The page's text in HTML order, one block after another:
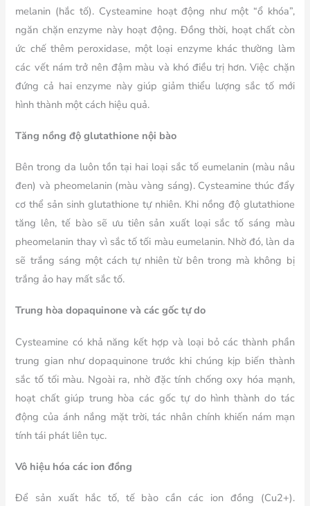
melanin (hắc tố). Cysteamine hoạt động như một “ổ khóa”,
ngăn chặn enzyme này hoạt động. Đồng thời, hoạt chất còn
ức chế thêm peroxidase, một loại enzyme khác thường làm
các vết nám trở nên đậm màu và khó điều trị hơn. Việc chặn
đứng cả hai enzyme này giúp giảm thiểu lượng sắc tố mới
hình thành một cách hiệu quả.
Tăng nồng độ glutathione nội bào
Bên trong da luôn tồn tại hai loại sắc tố eumelanin (màu nâu
đen) và pheomelanin (màu vàng sáng). Cysteamine thúc đẩy
cơ thể sản sinh glutathione tự nhiên. Khi nồng độ glutathione
tăng lên, tế bào sẽ ưu tiên sản xuất loại sắc tố sáng màu
pheomelanin thay vì sắc tố tối màu eumelanin. Nhờ đó, làn da
sẽ trắng sáng một cách tự nhiên từ bên trong mà không bị
trắng ảo hay mất sắc tố.
Trung hòa dopaquinone và các gốc tự do
Cysteamine có khả năng kết hợp và loại bỏ các thành phần
trung gian như dopaquinone trước khi chúng kịp biến thành
sắc tố tối màu. Ngoài ra, nhờ đặc tính chống oxy hóa mạnh,
hoạt chất giúp trung hòa các gốc tự do hình thành do tác
động của ánh nắng mặt trời, tác nhân chính khiến nám mạn
tính tái phát liên tục.
Vô hiệu hóa các ion đồng
Để sản xuất hắc tố, tế bào cần các ion đồng (Cu2+).